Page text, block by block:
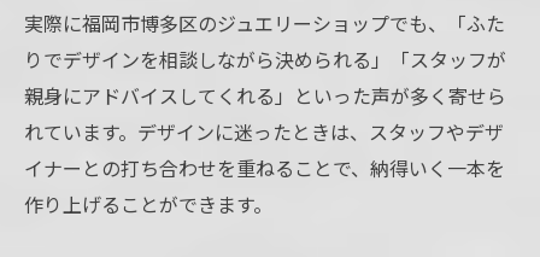
実際に福岡市博多区のジュエリーショップでも、「ふた
りでデザインを相談しながら決められる」「スタッフが
親身にアドバイスしてくれる」といった声が多く寄せら
れています。デザインに迷ったときは、スタッフやデザ
イナーとの打ち合わせを重ねることで、納得いく一本を
作り上げることができます。